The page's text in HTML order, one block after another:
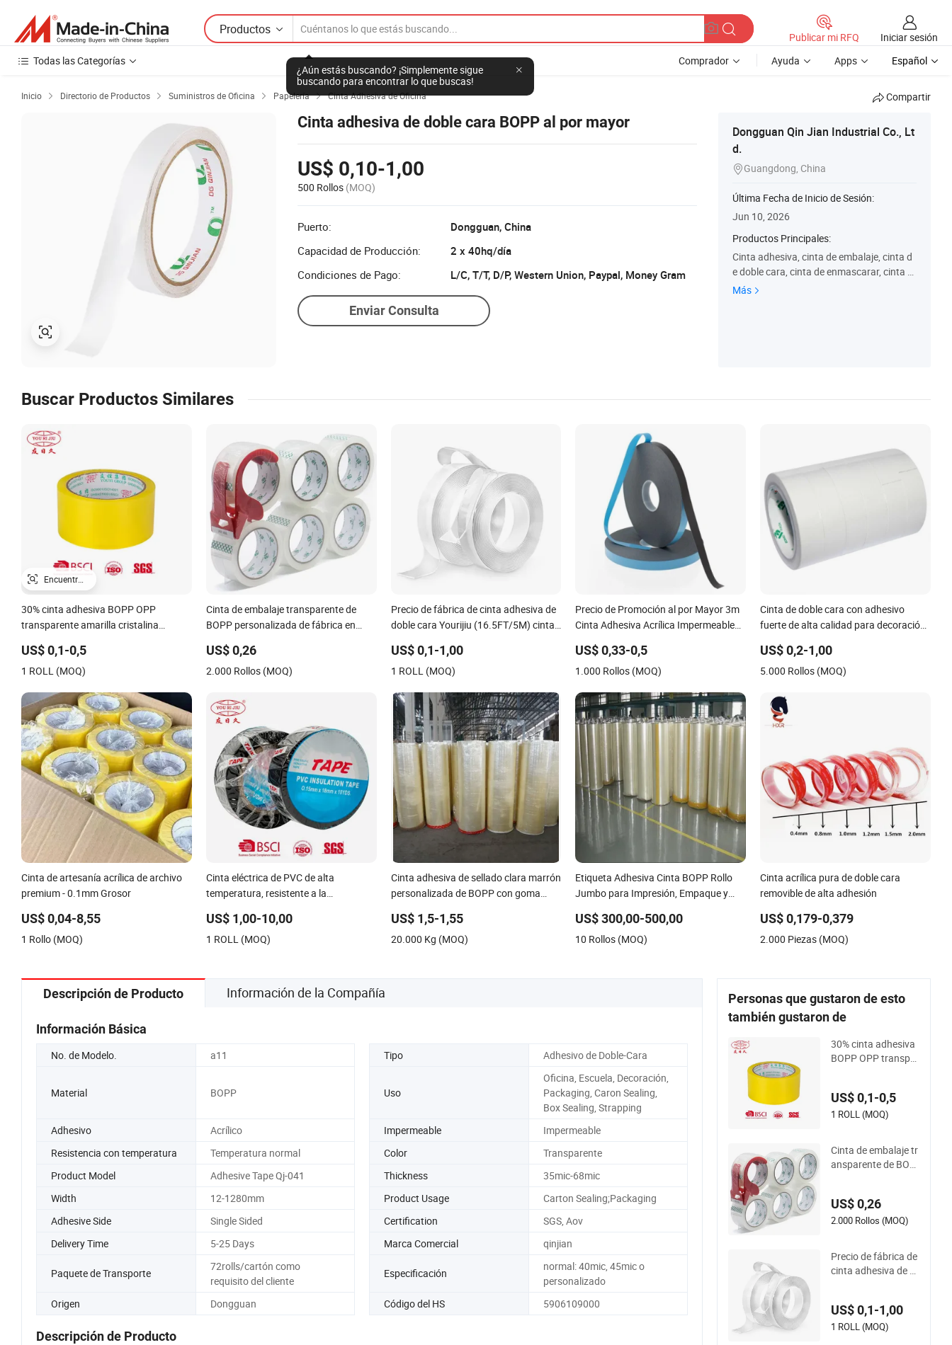
Productos
¿Aún estás buscando? ¡Simplemente sigue
buscando para encontrar lo que buscas!
Publicar mi RFQ
Iniciar sesión
Todas las Categorías
Comprador Ayuda Apps Español
Inicio  Directorio de Productos  Suministros de Oficina  Papelería  Cinta Adhesiva de Oficina Compartir
Cinta adhesiva de doble cara BOPP al por mayor
US$ 0,10-1,00
500 Rollos (MOQ)
Puerto:
Dongguan, China
Capacidad de Producción:
2 x 40hq/día
Condiciones de Pago:
L/C, T/T, D/P, Western Union, Paypal, Money Gram
Enviar Consulta
Dongguan Qin Jian Industrial Co., Lt
d.
Guangdong, China
Última Fecha de Inicio de Sesión:
Jun 10, 2026
Productos Principales:
Cinta adhesiva, cinta de embalaje, cinta d
e doble cara, cinta de enmascarar, cinta d
e oficina, cinta de bajo ruido, cinta de duct
Más
Buscar Productos Similares
30% cinta adhesiva BOPP OPP
transparente amarilla cristalina
personalizada a precio de fábrica, fácil
de rasgar
US$ 0,1-0,5
1 ROLL (MOQ)
Cinta de embalaje transparente de
BOPP personalizada de fábrica en
doble cara / cinta de butilo / cinta de
tela
US$ 0,26
2.000 Rollos (MOQ)
Precio de fábrica de cinta adhesiva de
doble cara Yourijiu (16.5FT/5M) cinta
adhesivas removibles montaje
reutilizable fuerte pegajosa
US$ 0,1-1,00
1 ROLL (MOQ)
Precio de Promoción al por Mayor 3m
Cinta Adhesiva Acrílica Impermeable
Acrílica PE
US$ 0,33-0,5
1.000 Rollos (MOQ)
Cinta de doble cara con adhesivo
fuerte de alta calidad para decoración
US$ 0,2-1,00
5.000 Rollos (MOQ)
Cinta de artesanía acrílica de archivo
premium - 0.1mm Grosor
US$ 0,04-8,55
1 Rollo (MOQ)
Cinta eléctrica de PVC de alta
temperatura, resistente a la
Nfr, precio de fábrica, para envolver
alambre en interiores y exteriores
US$ 1,00-10,00
1 ROLL (MOQ)
Cinta adhesiva de sellado clara marrón
personalizada de BOPP con goma
US$ 1,5-1,55
20.000 Kg (MOQ)
Etiqueta Adhesiva Cinta BOPP Rollo
Jumbo para Impresión, Empaque y
US$ 300,00-500,00
10 Rollos (MOQ)
Cinta acrílica pura de doble cara
removible de alta adhesión
US$ 0,179-0,379
2.000 Piezas (MOQ)
Descripción de Producto Información de la Compañía
Información Básica
No. de Modelo. a11 Tipo Adhesivo de Doble-Cara
Material BOPP Uso
Oficina, Escuela, Decoración,
Packaging, Caron Sealing,
Box Sealing, Strapping
Adhesivo
Acrílico Impermeable
Impermeable
Resistencia con temperatura
Temperatura normal Color
Transparente
Product Model
Adhesive Tape Qj-041 Thickness
35mic-68mic
Width
12-1280mm Product Usage
Carton Sealing;Packaging
Adhesive Side
Single Sided Certification
SGS, Aov
Delivery Time
5-25 Days Marca Comercial qinjian
Paquete de Transporte
72rolls/cartón como
requisito del cliente
Especificación
normal: 40mic, 45mic o
personalizado
Origen
Dongguan Código del HS 5906109000
Descripción de Producto
Personas que gustaron de esto
también gustaron de
30% cinta adhesiva
BOPP OPP transpar
grado económico p
ersonalizada a preci
US$ 0,1-0,5
1 ROLL (MOQ)
Cinta de embalaje tr
ansparente de BOP
nta autoadhesiva /
cinta de doble cara
US$ 0,26
2.000 Rollos (MOQ)
Precio de fábrica de
cinta adhesiva de d
pared multipropósit
o tiras adhesivas re
US$ 0,1-1,00
1 ROLL (MOQ)